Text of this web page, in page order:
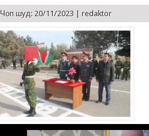
Чоп шуд: 20/11/2023 |redaktor